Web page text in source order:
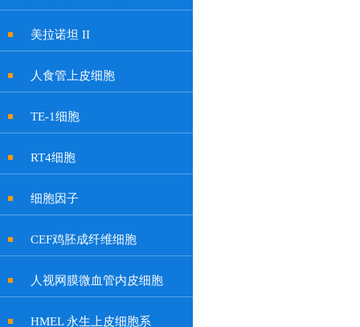
美拉诺坦 II
人食管上皮细胞
TE-1细胞
RT4细胞
细胞因子
CEF鸡胚成纤维细胞
人视网膜微血管内皮细胞
HMEL 永生上皮细胞系